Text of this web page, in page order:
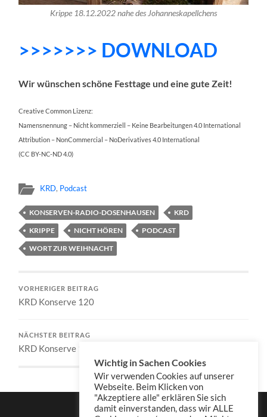
Krippe 18.12.2022 nahe des Johanneskapellchens
>>>>>>> DOWNLOAD
Wir wünschen schöne Festtage und eine gute Zeit!
Creative Common Lizenz:
Namensnennung – Nicht kommerziell – Keine Bearbeitungen 4.0 International
Attribution – NonCommercial – NoDerivatives 4.0 International
(CC BY-NC-ND 4.0)
KRD, Podcast
KONSERVEN-RADIO-DOSENHAUSEN
KRD
KRIPPE
NICHT HÖREN
PODCAST
WORT ZUR WEIHNACHT
VORHERIGER BEITRAG
KRD Konserve 120
NÄCHSTER BEITRAG
KRD Konserve 122
Wichtig in Sachen Cookies
Wir verwenden Cookies auf unserer
Webseite. Beim Klicken von
"Akzeptiere alle" erklären Sie sich
damit einverstanden, dass wir ALLE